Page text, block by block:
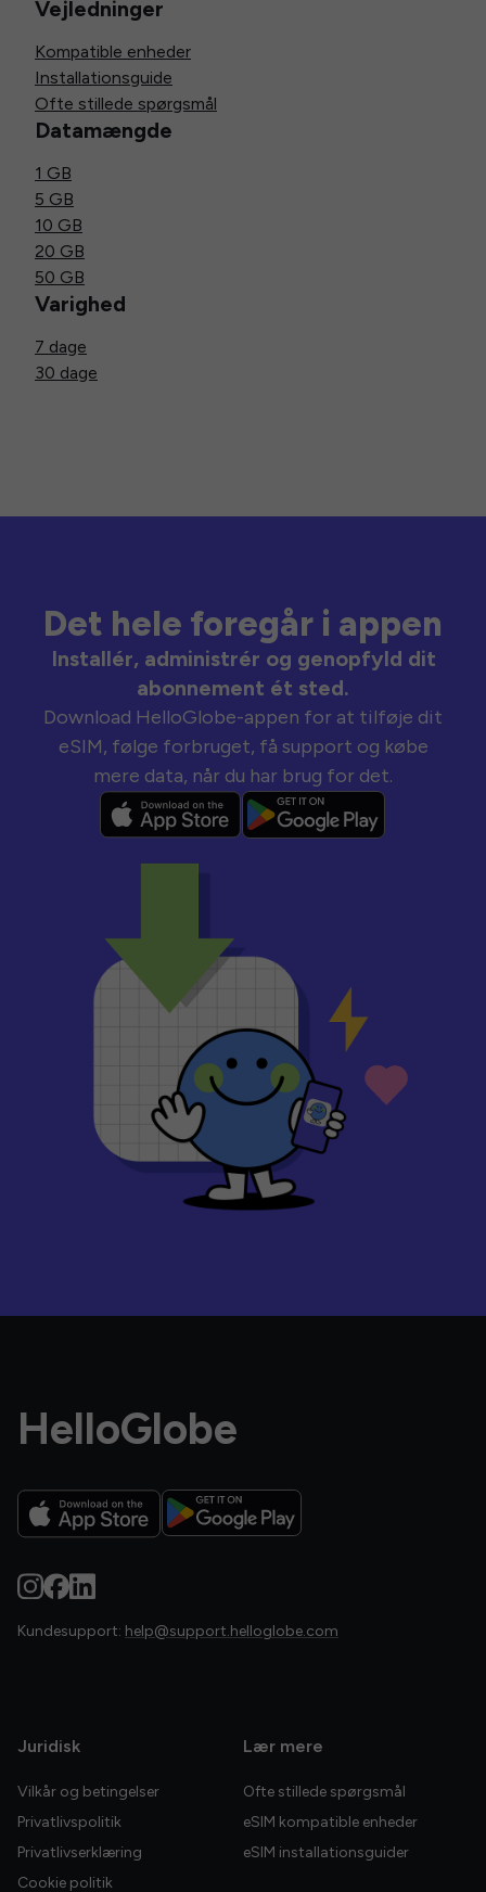
Vejledninger
Kompatible enheder
Installationsguide
Ofte stillede spørgsmål
Datamængde
1 GB
5 GB
10 GB
20 GB
50 GB
Varighed
7 dage
30 dage
Det hele foregår i appen
Installér, administrér og genopfyld dit
abonnement ét sted.
Download HelloGlobe-appen for at tilføje dit
eSIM, følge forbruget, få support og købe
mere data, når du har brug for det.
HelloGlobe
Kundesupport: help@support.helloglobe.com
Juridisk
Vilkår og betingelser
Privatlivspolitik
Privatlivserklæring
Cookie politik
Lær mere
Ofte stillede spørgsmål
eSIM kompatible enheder
eSIM installationsguider